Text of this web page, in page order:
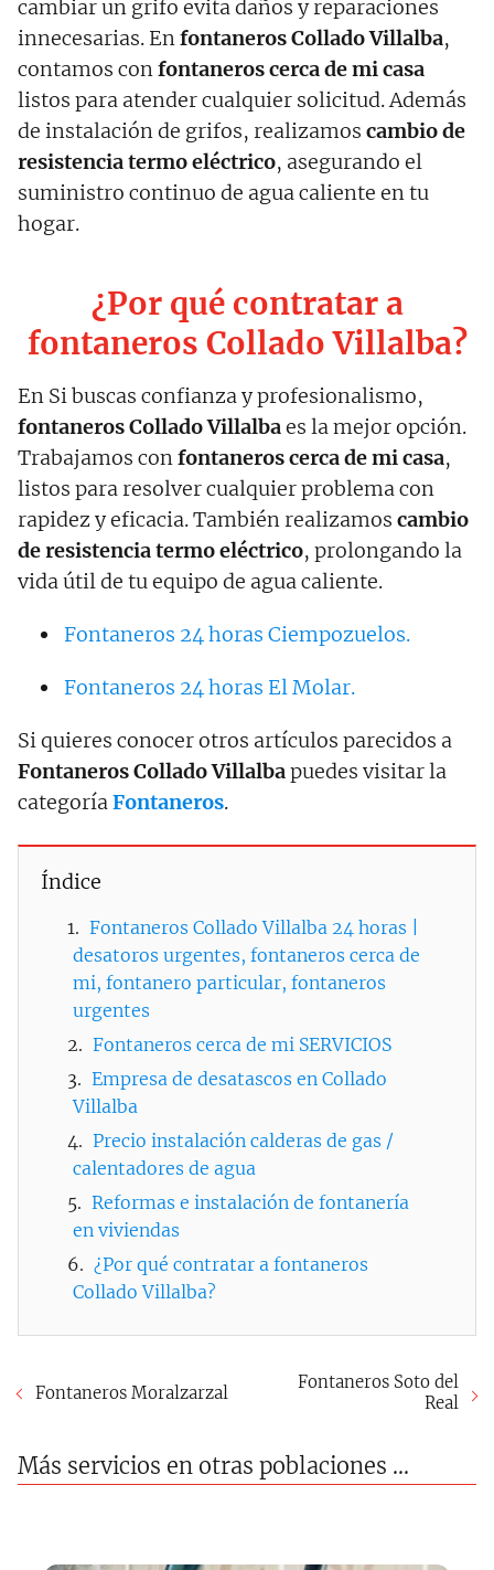
cambiar un grifo evita daños y reparaciones
innecesarias. Enfontaneros Collado Villalba,
contamos confontaneros cerca de mi casa
listos para atender cualquier solicitud. Además
de instalación de grifos, realizamos cambio de
resistencia termo eléctrico, asegurando el
suministro continuo de agua caliente en tu
hogar.
¿Por qué contratar a
fontaneros Collado Villalba?
En Si buscas confianza y profesionalismo,
fontaneros Collado Villalbaes la mejor opción.
Trabajamos confontaneros cerca de mi casa,
listos para resolver cualquier problema con
rapidez y eficacia. También realizamos cambio
de resistencia termo eléctrico, prolongando la
vida útil de tu equipo de agua caliente.
Fontaneros 24 horas Ciempozuelos.
Fontaneros 24 horas El Molar.
Si quieres conocer otros artículos parecidos a
Fontaneros Collado Villalbapuedes visitar la
categoríaFontaneros.
Índice
Fontaneros Collado Villalba 24 horas |
desatoros urgentes, fontaneros cerca de
mi, fontanero particular, fontaneros
urgentes
Fontaneros cerca de mi SERVICIOS
Empresa de desatascos en Collado
Villalba
Precio instalación calderas de gas /
calentadores de agua
Reformas e instalación de fontanería
en viviendas
¿Por qué contratar a fontaneros
Collado Villalba?
Fontaneros Moralzarzal
Fontaneros Soto del
Real
Más servicios en otras poblaciones ...